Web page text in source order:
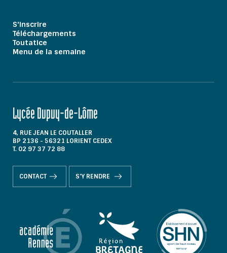
S'inscrire
Téléchargements
Toutatice
Menu de la semaine
Lycée Dupuy-de-Lôme
4, RUE JEAN LE COUTALLER
BP 2136 - 56321 LORIENT CEDEX
T. 02 97 37 72 88
CONTACT S'Y RENDRE